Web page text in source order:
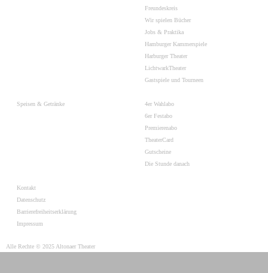
Freundeskreis
Wir spielen Bücher
Jobs & Praktika
Hamburger Kammerspiele
Harburger Theater
LichtwarkTheater
Gastspiele und Tourneen
Speisen & Getränke
4er Wahlabo
6er Festabo
Premierenabo
TheaterCard
Gutscheine
Die Stunde danach
Kontakt
Datenschutz
Barrierefreiheitserklärung
Impressum
Alle Rechte © 2025 Altonaer Theater